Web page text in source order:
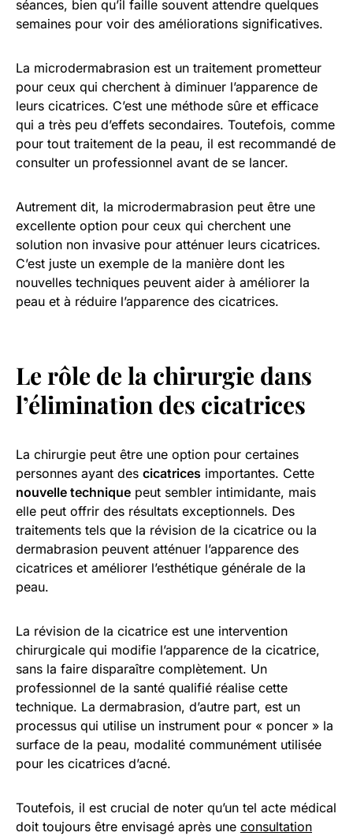
séances, bien qu’il faille souvent attendre quelques
semaines pour voir des améliorations significatives.
La microdermabrasion est un traitement prometteur
pour ceux qui cherchent à diminuer l’apparence de
leurs cicatrices. C’est une méthode sûre et efficace
qui a très peu d’effets secondaires. Toutefois, comme
pour tout traitement de la peau, il est recommandé de
consulter un professionnel avant de se lancer.
Autrement dit, la microdermabrasion peut être une
excellente option pour ceux qui cherchent une
solution non invasive pour atténuer leurs cicatrices.
C’est juste un exemple de la manière dont les
nouvelles techniques peuvent aider à améliorer la
peau et à réduire l’apparence des cicatrices.
Le rôle de la chirurgie dans
l’élimination des cicatrices
La chirurgie peut être une option pour certaines
personnes ayant des cicatrices importantes. Cette
nouvelle technique peut sembler intimidante, mais
elle peut offrir des résultats exceptionnels. Des
traitements tels que la révision de la cicatrice ou la
dermabrasion peuvent atténuer l’apparence des
cicatrices et améliorer l’esthétique générale de la
peau.
La révision de la cicatrice est une intervention
chirurgicale qui modifie l’apparence de la cicatrice,
sans la faire disparaître complètement. Un
professionnel de la santé qualifié réalise cette
technique. La dermabrasion, d’autre part, est un
processus qui utilise un instrument pour « poncer » la
surface de la peau, modalité communément utilisée
pour les cicatrices d’acné.
Toutefois, il est crucial de noter qu’un tel acte médical
doit toujours être envisagé après une consultation